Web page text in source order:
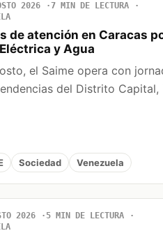
2026
7 MIN DE LECTURA
de atención en Caracas
y Agua
el Saime opera con
del Distrito Capital,
Sociedad Venezuela
2026
5 MIN DE LECTURA